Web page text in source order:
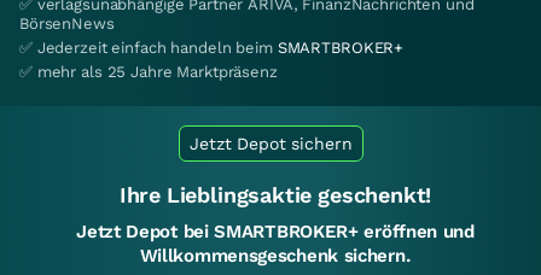
✅ verlagsunabhängige Partner ARIVA, FinanzNachrichten und
BörsenNews
✅ Jederzeit einfach handeln beim SMARTBROKER+
✅ mehr als 25 Jahre Marktpräsenz
Jetzt Depot sichern
Ihre Lieblingsaktie geschenkt!
Jetzt Depot bei SMARTBROKER+ eröffnen und
Willkommensgeschenk sichern.